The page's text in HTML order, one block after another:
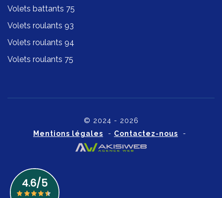
Volets battants 75
Volets roulants 93
Volets roulants 94
Volets roulants 75
© 2024 - 2026
Mentions légales - Contactez-nous -